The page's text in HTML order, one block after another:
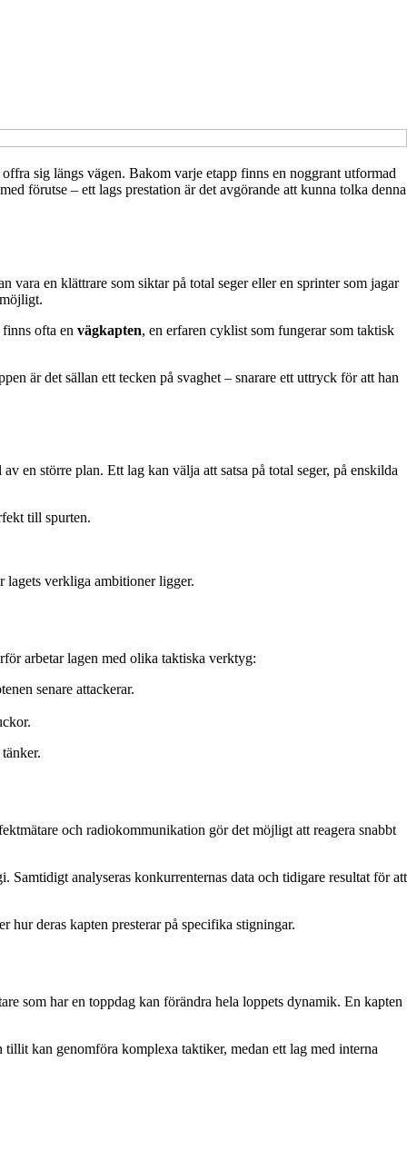
sig längs vägen. Bakom varje etapp finns en noggrant utformad
förutse – ett lags prestation är det avgörande att kunna tolka denna
vara en klättrare som siktar på total seger eller en sprinter som jagar
ofta en vägkapten, en erfaren cyklist som fungerar som taktisk
är det sällan ett tecken på svaghet – snarare ett uttryck för att han
en större plan. Ett lag kan välja att satsa på total seger, på enskilda
till spurten.
lagets verkliga ambitioner ligger.
arbetar lagen med olika taktiska verktyg:
senare attackerar.
och radiokommunikation gör det möjligt att reagera snabbt
Samtidigt analyseras konkurrenternas data och tidigare resultat för att
deras kapten presterar på specifika stigningar.
som har en toppdag kan förändra hela loppets dynamik. En kapten
kan genomföra komplexa taktiker, medan ett lag med interna